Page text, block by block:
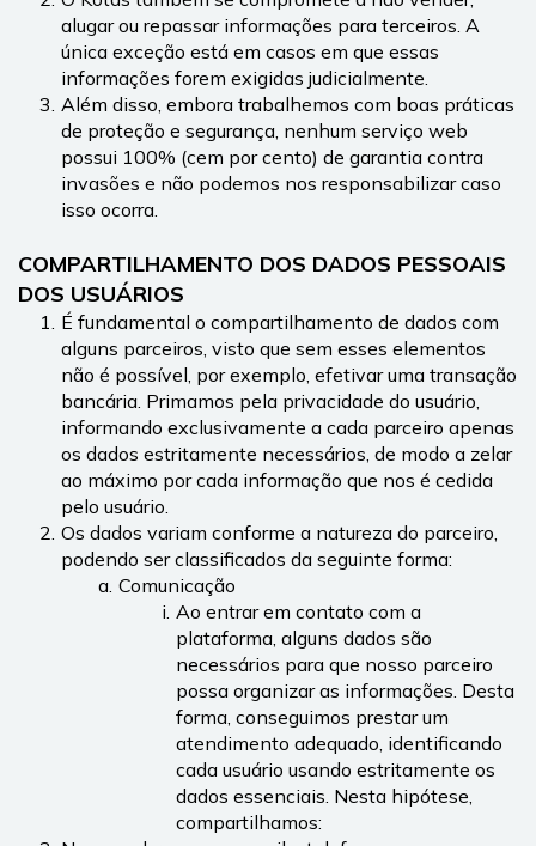
alugar ou repassar informações para terceiros. A
única exceção está em casos em que essas
informações forem exigidas judicialmente.
Além disso, embora trabalhemos com boas práticas
de proteção e segurança, nenhum serviço web
possui 100% (cem por cento) de garantia contra
invasões e não podemos nos responsabilizar caso
isso ocorra.
COMPARTILHAMENTO DOS DADOS PESSOAIS
DOS USUÁRIOS
É fundamental o compartilhamento de dados com
alguns parceiros, visto que sem esses elementos
não é possível, por exemplo, efetivar uma transação
bancária. Primamos pela privacidade do usuário,
informando exclusivamente a cada parceiro apenas
os dados estritamente necessários, de modo a zelar
ao máximo por cada informação que nos é cedida
pelo usuário.
Os dados variam conforme a natureza do parceiro,
podendo ser classificados da seguinte forma:
Comunicação
Ao entrar em contato com a
plataforma, alguns dados são
necessários para que nosso parceiro
possa organizar as informações. Desta
forma, conseguimos prestar um
atendimento adequado, identificando
cada usuário usando estritamente os
dados essenciais. Nesta hipótese,
compartilhamos: